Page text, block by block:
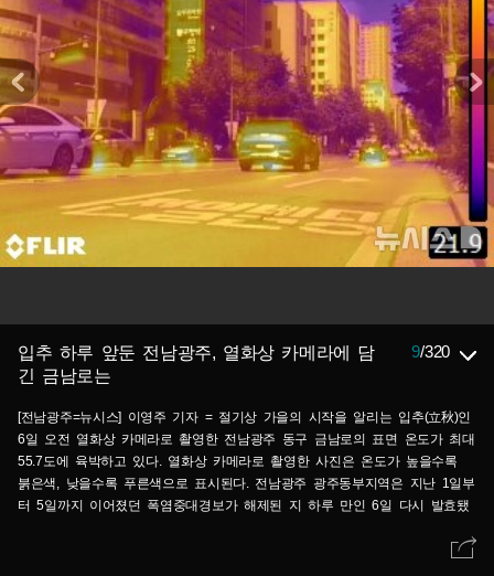
입추 하루 앞둔 전남광주, 열화상 카메라에 담
긴 금남로는
9/320
[전남광주=뉴시스] 이영주 기자 = 절기상 가을의 시작을 알리는 입추(立秋)인
6일 오전 열화상 카메라로 촬영한 전남광주 동구 금남로의 표면 온도가 최대
55.7도에 육박하고 있다. 열화상 카메라로 촬영한 사진은 온도가 높을수록
붉은색, 낮을수록 푸른색으로 표시된다. 전남광주 광주동부지역은 지난 1일부
터 5일까지 이어졌던 폭염중대경보가 해제된 지 하루 만인 6일 다시 발효됐